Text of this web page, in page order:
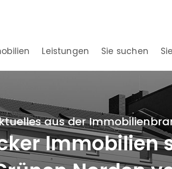
Leistungen Sie suchen
aus der
Immobilien